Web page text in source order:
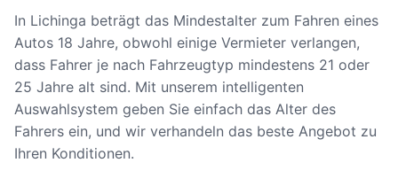
In Lichinga beträgt das Mindestalter zum Fahren eines
Autos 18 Jahre, obwohl einige Vermieter verlangen,
dass Fahrer je nach Fahrzeugtyp mindestens 21 oder
25 Jahre alt sind. Mit unserem intelligenten
Auswahlsystem geben Sie einfach das Alter des
Fahrers ein, und wir verhandeln das beste Angebot zu
Ihren Konditionen.